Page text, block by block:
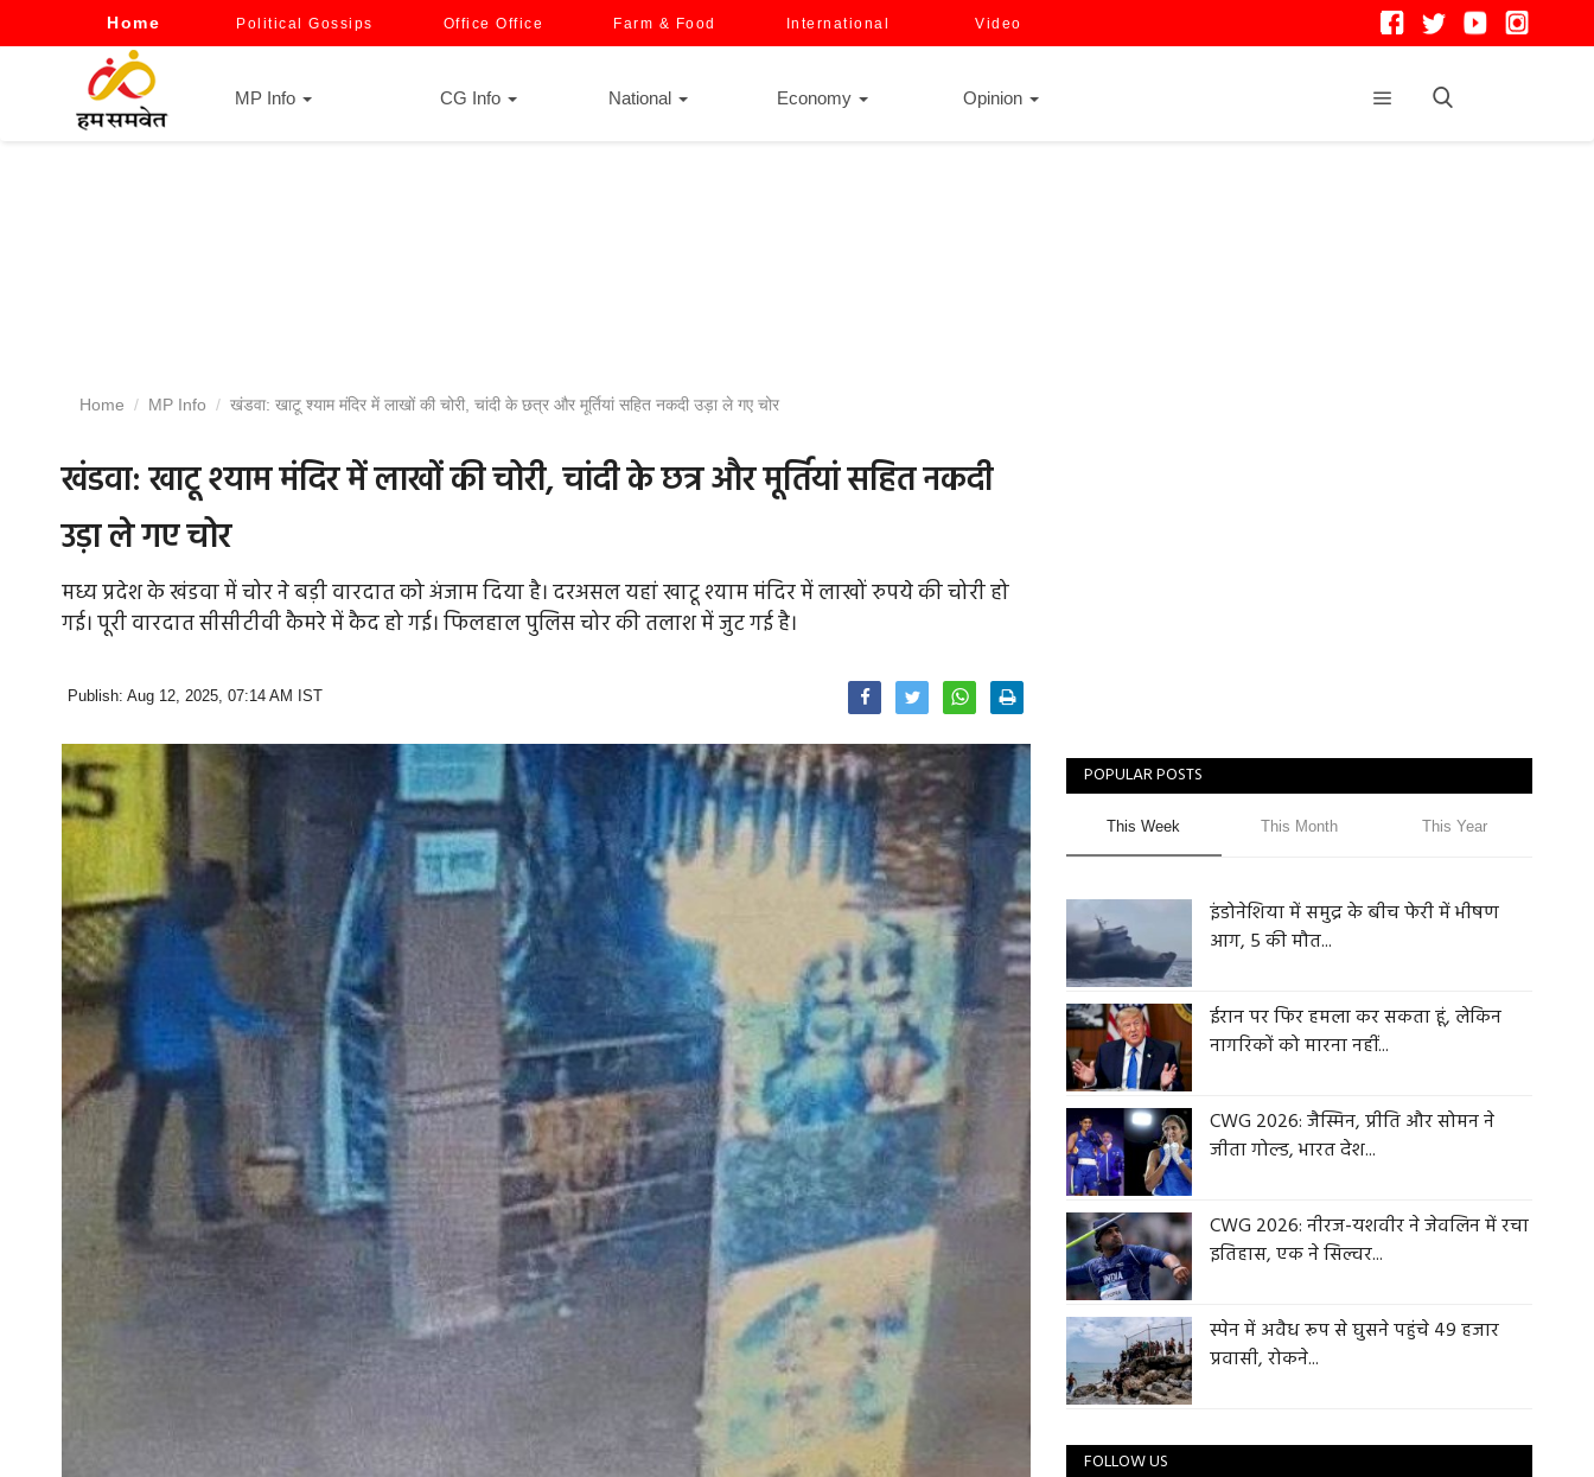
Home Political Gossips Office Office Farm & Food International Video
MP Info CG Info National Economy Opinion
Home MP Info खंडवा: खाटू श्याम मंदिर में लाखों की चोरी, चांदी के छत्र और मूर्तियां सहित नकदी उड़ा ले गए चोर
खंडवा: खाटू श्याम मंदिर में लाखों की चोरी, चांदी के छत्र और मूर्तियां सहित नकदी
उड़ा ले गए चोर
मध्य प्रदेश के खंडवा में चोर ने बड़ी वारदात को अंजाम दिया है। दरअसल यहां खाटू श्याम मंदिर में लाखों रुपये की चोरी हो
गई। पूरी वारदात सीसीटीवी कैमरे में कैद हो गई। फिलहाल पुलिस चोर की तलाश में जुट गई है।
Publish: Aug 12, 2025, 07:14 AM IST
POPULAR POSTS
This Week This Month This Year
इंडोनेशिया में समुद्र के बीच फेरी में भीषण
आग, 5 की मौत...
ईरान पर फिर हमला कर सकता हूं, लेकिन
नागरिकों को मारना नहीं...
CWG 2026: जैस्मिन, प्रीति और सोमन ने
जीता गोल्ड, भारत देश...
CWG 2026: नीरज-यशवीर ने जेवलिन में रचा
इतिहास, एक ने सिल्वर...
स्पेन में अवैध रूप से घुसने पहुंचे 49 हजार
प्रवासी, रोकने...
FOLLOW US